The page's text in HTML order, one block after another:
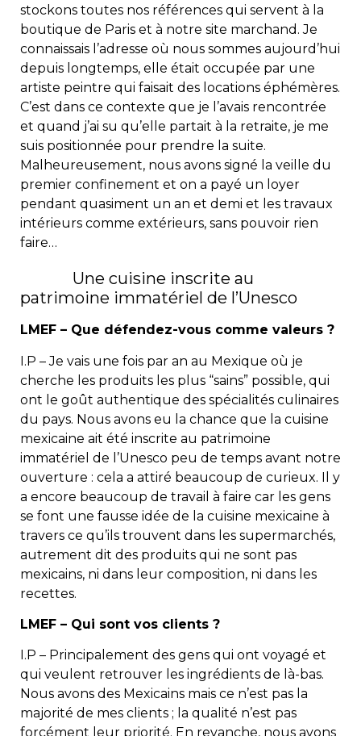
stockons toutes nos références qui servent à la
boutique de Paris et à notre site marchand. Je
connaissais l’adresse où nous sommes aujourd’hui
depuis longtemps, elle était occupée par une
artiste peintre qui faisait des locations éphémères.
C’est dans ce contexte que je l’avais rencontrée
et quand j’ai su qu’elle partait à la retraite, je me
suis positionnée pour prendre la suite.
Malheureusement, nous avons signé la veille du
premier confinement et on a payé un loyer
pendant quasiment un an et demi et les travaux
intérieurs comme extérieurs, sans pouvoir rien
faire…
Une cuisine inscrite au
patrimoine immatériel de l’Unesco
LMEF – Que défendez-vous comme valeurs ?
I.P – Je vais une fois par an au Mexique où je
cherche les produits les plus “sains” possible, qui
ont le goût authentique des spécialités culinaires
du pays. Nous avons eu la chance que la cuisine
mexicaine ait été inscrite au patrimoine
immatériel de l’Unesco peu de temps avant notre
ouverture : cela a attiré beaucoup de curieux. Il y
a encore beaucoup de travail à faire car les gens
se font une fausse idée de la cuisine mexicaine à
travers ce qu’ils trouvent dans les supermarchés,
autrement dit des produits qui ne sont pas
mexicains, ni dans leur composition, ni dans les
recettes.
LMEF – Qui sont vos clients ?
I.P – Principalement des gens qui ont voyagé et
qui veulent retrouver les ingrédients de là-bas.
Nous avons des Mexicains mais ce n’est pas la
majorité de mes clients ; la qualité n’est pas
forcément leur priorité. En revanche, nous avons